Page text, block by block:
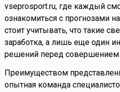
vseprosport.ru, где каждый
ознакомиться с прогнозами
стоит учитывать, что такие
заработка, а лишь еще один
решений перед совершением
Преимуществом
опытная команда